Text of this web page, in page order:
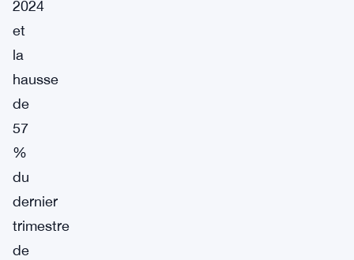
2024
et
la
hausse
de
57
%
du
dernier
trimestre
de